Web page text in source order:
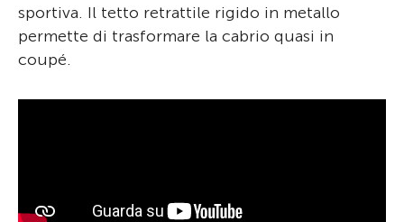
sportiva. Il tetto retrattile rigido in metallo
permette di trasformare la cabrio quasi in
coupé.